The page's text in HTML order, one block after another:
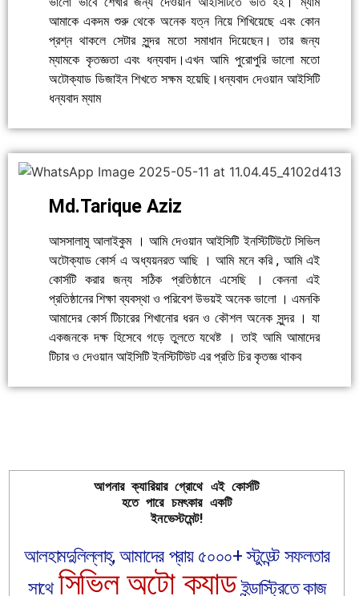
আমাকে একদম শুরু থেকে অনেক যত্ন নিয়ে শিখিয়েছে এবং কোন
প্রশ্ন থাকলে সেটার সুন্দর মতো সমাধান দিয়েছেন। তার জন্য
ম্যামকে কৃতজ্ঞতা এবং ধন্যবাদ।এখন আমি পুরোপুরি ভালো মতো
অটোক্যাড ডিজাইন শিখতে সক্ষম হয়েছি।ধন্যবাদ দেওয়ান আইসিটি
ধন্যবাদ ম্যাম
Md.Tarique Aziz
আসসালামু আলাইকুম । আমি দেওয়ান আইসিটি ইনস্টিটিউটে সিভিল
অটোক্যাড কোর্স এ অধ্যয়নরত আছি । আমি মনে করি , আমি এই
কোর্সটি করার জন্য সঠিক প্রতিষ্ঠানে এসেছি । কেননা এই
প্রতিষ্ঠানের শিক্ষা ব্যবস্থা ও পরিবেশ উভয়ই অনেক ভালো । এমনকি
আমাদের কোর্স টিচারের শিখানোর ধরন ও কৌশল অনেক সুন্দর । যা
একজনকে দক্ষ হিসেবে গড়ে তুলতে যথেষ্ট । তাই আমি আমাদের
টিচার ও দেওয়ান আইসিটি ইনস্টিটিউট এর প্রতি চির কৃতজ্ঞ থাকব
আপনার ক্যারিয়ার গ্রোথে এই কোর্সটি
হতে পারে চমৎকার একটি
ইনভেস্টমেন্ট!
আলহামদুলিল্লাহ্‌, আমাদের প্রায় ৫০০০+ স্টুডেন্ট সফলতার
সাথেসিভিল অটো ক্যাড ইন্ডাস্ট্রিতে কাজ